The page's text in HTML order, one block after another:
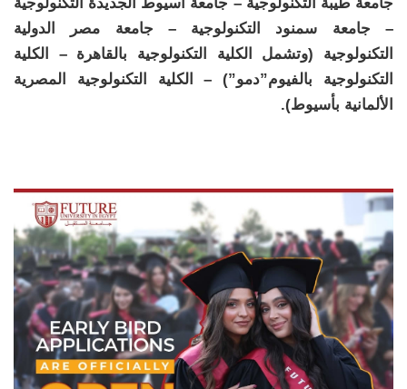
– جامعة سمنود التكنولوجية – جامعة مصر الدولية
التكنولوجية (وتشمل الكلية التكنولوجية بالقاهرة – الكلية
التكنولوجية بالفيوم”دمو”) – الكلية التكنولوجية المصرية
الألمانية بأسيوط).